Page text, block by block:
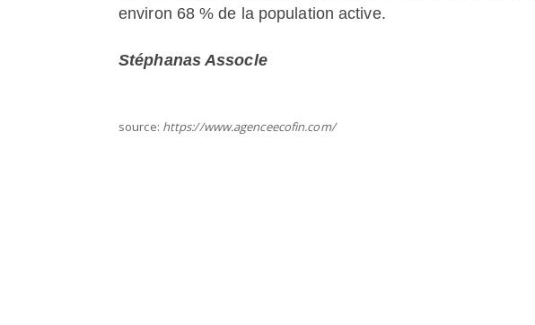
environ 68 % de la population active.
Stéphanas Assocle
source: https://www.agenceecofin.com/